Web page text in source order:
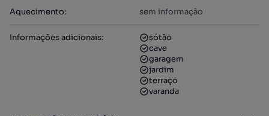
Aquecimento: sem informação
Informações adicionais:
sótão
cave
garagem
jardim
terraço
varanda